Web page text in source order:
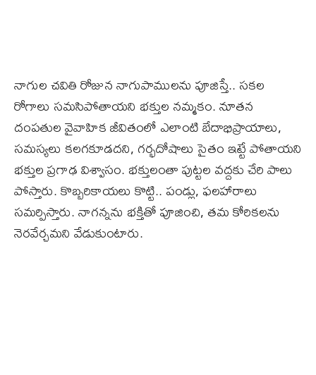
నాగుల చవితి రోజున నాగుపాములను పూజిస్తే.. సకల
రోగాలు సమసిపోతాయని భక్తుల నమ్మకం. నూతన
దంపతుల వైవాహిక జీవితంలో ఎలాంటి బేదాభిప్రాయాలు,
సమస్యలు కలగకూడదని, గర్భదోషాలు సైతం ఇట్టే పోతాయని
భక్తుల ప్రగాఢ విశ్వాసం. భక్తులంతా పుట్టల వద్దకు చేరి పాలు
పోస్తారు. కొబ్బరికాయలు కొట్టి.. పండ్లు, ఫలహారాలు
సమర్పిస్తారు. నాగన్నను భక్తితో పూజించి, తమ కోరికలను
నెరవేర్చమని వేడుకుంటారు.